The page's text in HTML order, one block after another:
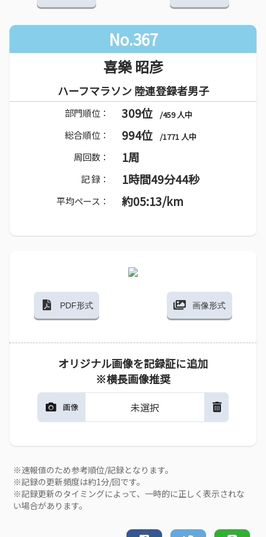
No.367
喜樂 昭彦
ハーフマラソン 陸連登録者男子
部門順位： 309位 /459 人中
総合順位： 994位 /1771 人中
周回数： 1周
記 録： 1時間49分44秒
平均ペース： 約05:13/km
PDF形式 画像形式
オリジナル画像を記録証に追加
※横長画像推奨
画像 未選択
※速報値のため参考順位/記録となります。
※記録の更新頻度は約1分/回です。
※記録更新のタイミングによって、一時的に正しく表示されな
い場合があります。